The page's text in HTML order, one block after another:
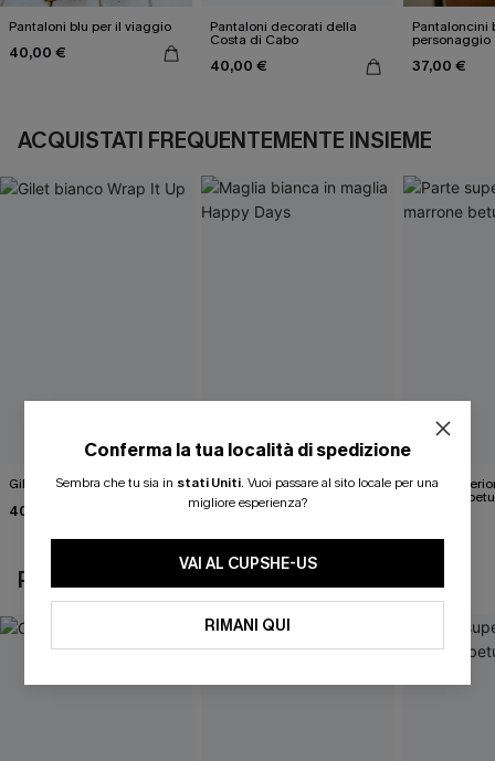
Pantaloni blu per il viaggio
40,00 €
Pantaloni decorati della
Costa di Cabo
40,00 €
Pantaloncini
personaggio
37,00 €
ACQUISTATI FREQUENTEMENTE INSIEME
Gilet bianco Wrap It Up
40,00 €
Maglia bianca in maglia
Happy Days
Parte
marrone
POTREBBE INTERESSARTI ANCHE
Conferma la tua località di spedizione
Sembra che tu sia in stati Uniti. Vuoi passare al sito locale per una
migliore esperienza?
VAI AL CUPSHE-US
RIMANI QUI